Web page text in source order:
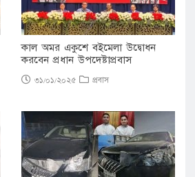
কাল অমর একুশে বইমেলা উদ্বোধন
করবেন প্রধান উপদেষ্টাপ্রবাস
৩১/০১/২০২৫ প্রবাস